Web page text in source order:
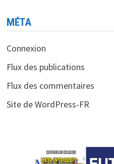
MÉTA
Connexion
Flux des publications
Flux des commentaires
Site de WordPress-FR